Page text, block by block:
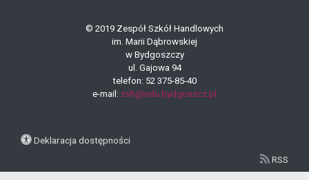
© 2019 Zespół Szkół Handlowych
im. Marii Dąbrowskiej
w Bydgoszczy
ul. Gajowa 94
telefon: 52 375-85-40
e-mail: zsh@edu.bydgoszcz.pl
Deklaracja dostępności
RSS